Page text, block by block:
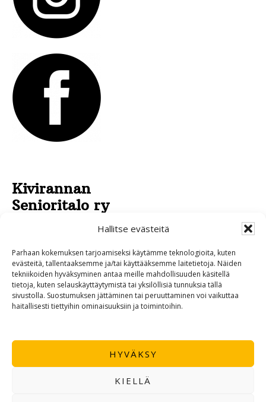
Hallitse evästeitä
Parhaan kokemuksen tarjoamiseksi käytämme teknologioita, kuten
evästeitä, tallentaaksemme ja/tai käyttääksemme laitetietoja. Näiden
tekniikoiden hyväksyminen antaa meille mahdollisuuden käsitellä
tietoja, kuten selauskäyttäytymistä tai yksilöllisiä tunnuksia tällä
sivustolla. Suostumuksen jättäminen tai peruuttaminen voi vaikuttaa
haitallisesti tiettyihin ominaisuuksiin ja toimintoihin.
HYVÄKSY
KIELLÄ
Kivirannan
Senioritalo ry
040 532 4970
0400 534 595